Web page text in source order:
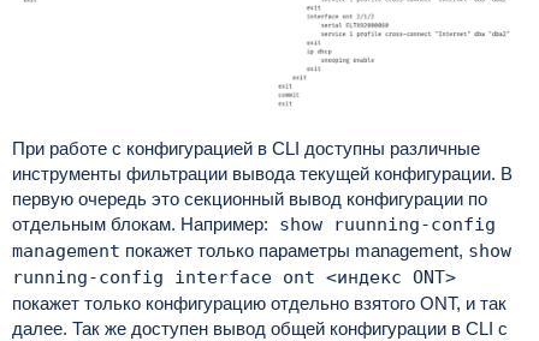
При работе с конфигурацией в CLI доступны различные
инструменты фильтрации вывода текущей конфигурации. В
первую очередь это секционный вывод конфигурации по
отдельным блокам. Например: show ruunning-config
management покажет только параметры management, show
running-config interface ont <индекс ONT>
покажет только конфигурацию отдельно взятого ONT, и так
далее. Так же доступен вывод общей конфигурации в CLI с